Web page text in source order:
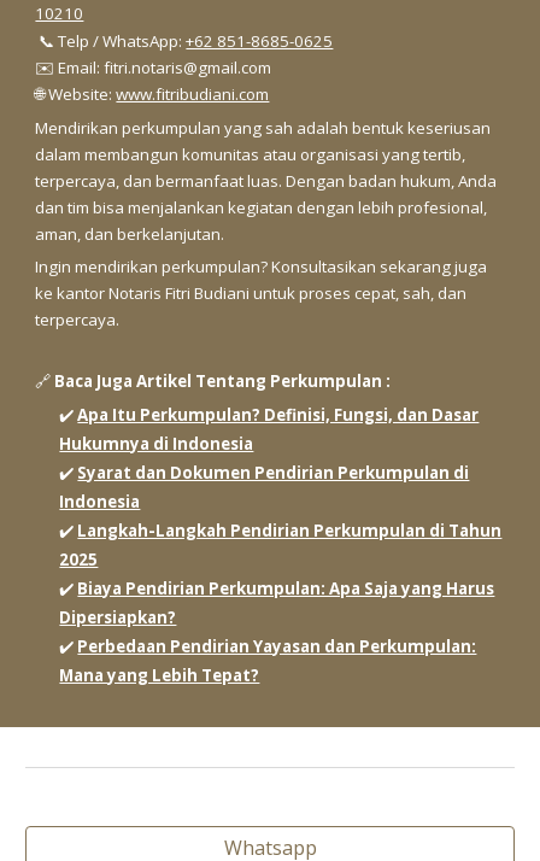
10210
📞 Telp / WhatsApp:+62 851-8685-0625
✉️ Email: fitri.notaris@gmail.com
🌐 Website:www.fitribudiani.com
Mendirikan perkumpulan yang sah adalah bentuk keseriusan
dalam membangun komunitas atau organisasi yang tertib,
terpercaya, dan bermanfaat luas. Dengan badan hukum, Anda
dan tim bisa menjalankan kegiatan dengan lebih profesional,
aman, dan berkelanjutan.
Ingin mendirikan perkumpulan? Konsultasikan sekarang juga
ke kantor Notaris Fitri Budiani untuk proses cepat, sah, dan
terpercaya.
🔗 Baca Juga Artikel Tentang Perkumpulan :
✔️Apa Itu Perkumpulan? Definisi, Fungsi, dan Dasar
Hukumnya di Indonesia
✔️ Syarat dan Dokumen Pendirian Perkumpulan di
Indonesia
✔️ Langkah-Langkah Pendirian Perkumpulan di Tahun
2025
✔️ Biaya Pendirian Perkumpulan: Apa Saja yang Harus
Dipersiapkan?
✔️ Perbedaan Pendirian Yayasan dan Perkumpulan:
Mana yang Lebih Tepat?
Whatsapp